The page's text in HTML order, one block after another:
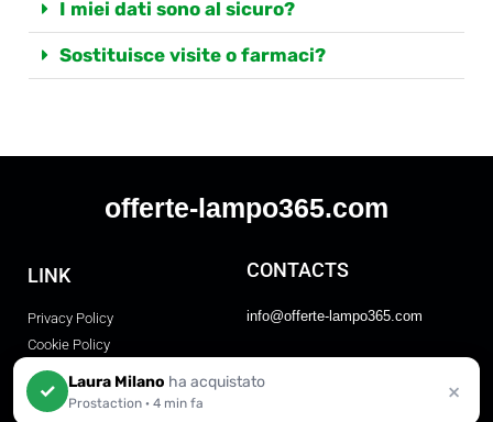
I miei dati sono al sicuro?
Sostituisce visite o farmaci?
✓ Laura Milano ha acquistato
Prostaction · 4 min fa ×
offerte-lampo365.com
LINK
Privacy Policy
Cookie Policy
Term And Conditions
CONTACTS
info@offerte-lampo365.com
Disclaimer